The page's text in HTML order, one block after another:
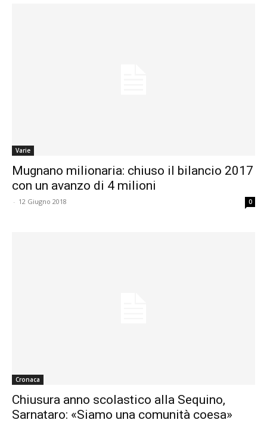
Varie
Mugnano milionaria: chiuso il bilancio 2017
con un avanzo di 4 milioni
- 12 Giugno 2018 0
Cronaca
Chiusura anno scolastico alla Sequino,
Sarnataro: «Siamo una comunità coesa»